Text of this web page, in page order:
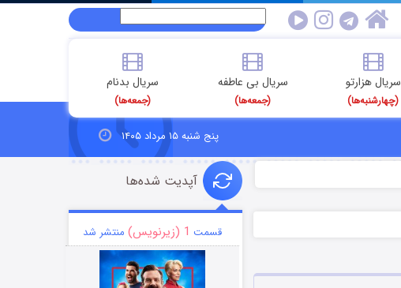
سریال هزارتو
(چهارشنبه‌ها)
سریال بی عاطفه
(جمعه‌ها)
سریال بدنام
(جمعه‌ها)
پنج شنبه ۱۵ مرداد ۱۴۰۵
آپدیت شده‌ها
قسمت 1 (زیرنویس) منتشر شد